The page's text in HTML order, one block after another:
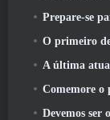
Prepare-se para
O primeiro
A última
Comemore o primeiro dia
Devemos ser